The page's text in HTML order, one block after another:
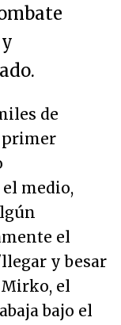
de
primer
medio,
el
y besar
Mirko, el
bajo el